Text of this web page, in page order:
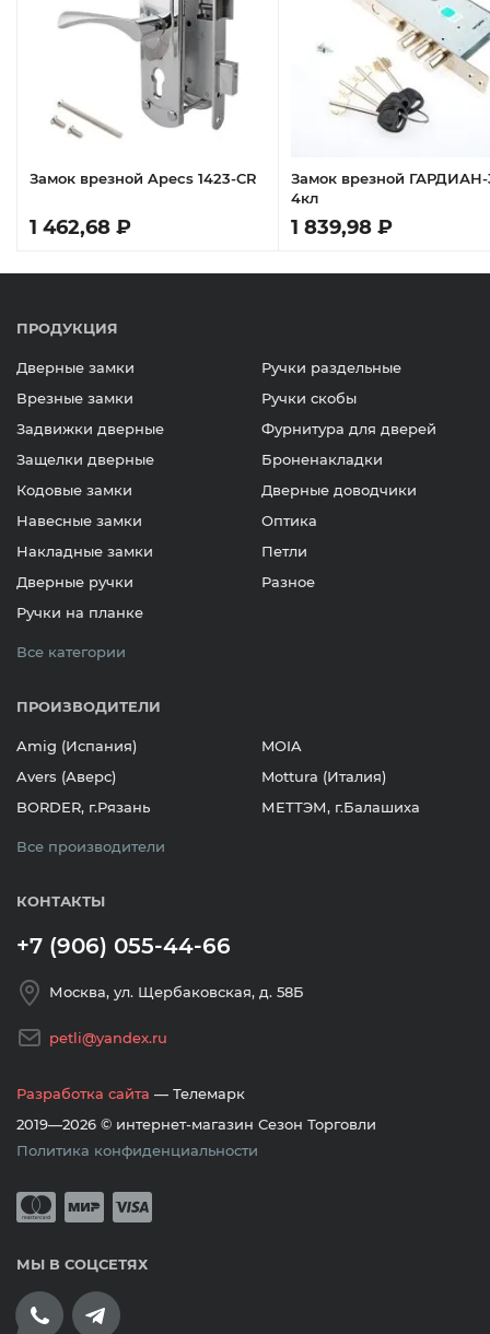
Замок врезной Apecs 1423-CR
1 462,68 ₽
Замок врезной ГАРДИАН-
4кл
1 839,98 ₽
ПРОДУКЦИЯ
Дверные замки
Врезные замки
Задвижки дверные
Защелки дверные
Кодовые замки
Навесные замки
Накладные замки
Дверные ручки
Ручки на планке
Ручки раздельные
Ручки скобы
Фурнитура для дверей
Броненакладки
Дверные доводчики
Оптика
Петли
Разное
Все категории
ПРОИЗВОДИТЕЛИ
Amig (Испания)
Avers (Аверс)
BORDER, г.Рязань
MOIA
Mottura (Италия)
МЕТТЭМ, г.Балашиха
Все производители
КОНТАКТЫ
+7 (906) 055-44-66
Москва, ул. Щербаковская, д. 58Б
petli@yandex.ru
Разработка сайта — Телемарк
2019—2026 © интернет-магазин Сезон Торговли
Политика конфиденциальности
Принимается оплата банковскими
МЫ В СОЦСЕТЯХ